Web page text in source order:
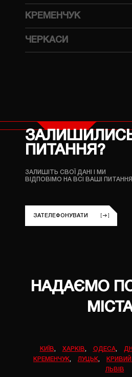
вулиця Українська, 143
КРЕМЕНЧУК
вулиця Ярмаркова, 7В
ЧЕРКАСИ
ПИТАННЯ?
ЗАЛИШІТЬ СВОЇ ДАНІ
І МИ
ВІДПОВІМО НА ВСІ ВАШІ ПИТАННЯ
ЗАТЕЛЕФОНУВАТИ
НАДАЄМО
КИЇВ, ХАРКІВ, ОДЕСА,
КРЕМЕНЧУК, ЛУЦЬК, КРИВИЙ
ЛЬВІВ